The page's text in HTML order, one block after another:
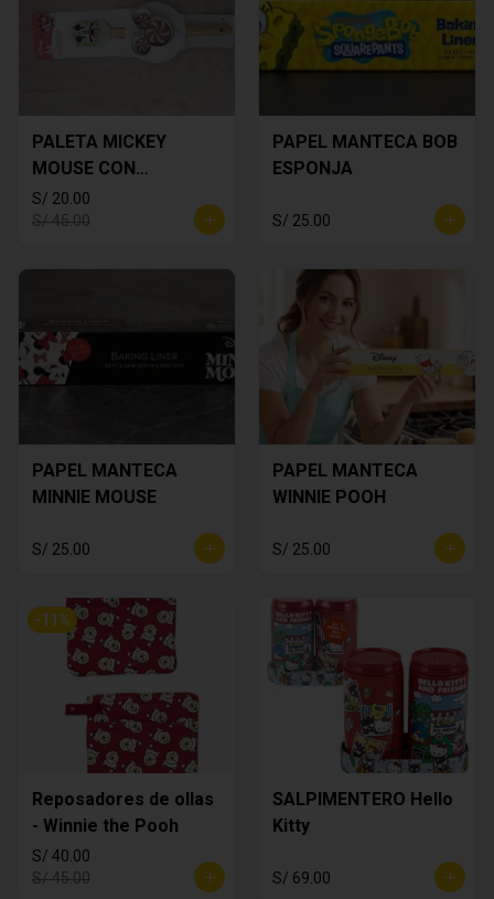
PALETA MICKEY
MOUSE CON
CORTADOR DE
GALLETA
S/ 20.00
S/ 45.00
PAPEL MANTECA BOB
ESPONJA
S/ 25.00
PAPEL MANTECA
MINNIE MOUSE
S/ 25.00
PAPEL MANTECA
WINNIE POOH
S/ 25.00
-11 %
Reposadores de ollas
- Winnie the Pooh
S/ 40.00
S/ 45.00
SALPIMENTERO Hello
Kitty
S/ 69.00